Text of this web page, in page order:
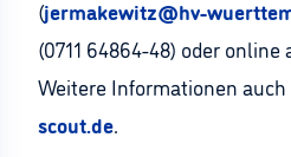
(jermakewitz@hv-
(0711 64864-48) oder online
Weitere Informationen
scout.de.